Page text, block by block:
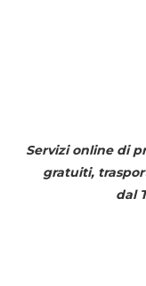
Servizi online di
gratuiti,
dal